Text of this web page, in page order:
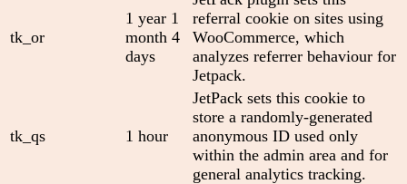
tk_or
1 year 1
month 4
days
referral cookie on sites using
WooCommerce, which
analyzes referrer behaviour for
Jetpack.
tk_qs 1 hour
JetPack sets this cookie to
store a randomly-generated
anonymous ID used only
within the admin area and for
general analytics tracking.